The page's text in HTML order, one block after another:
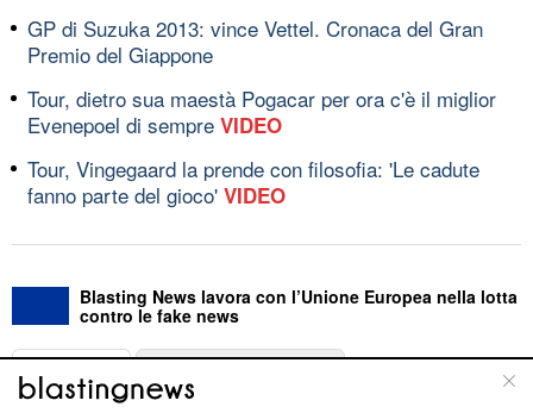
GP di Suzuka 2013: vince Vettel. Cronaca del Gran
Premio del Giappone
Tour, dietro sua maestà Pogacar per ora c'è il miglior
Evenepoel di sempre VIDEO
Tour, Vingegaard la prende con filosofia: 'Le cadute
fanno parte del gioco' VIDEO
Blasting News lavora con l’Unione Europea nella lotta
contro le fake news
ABOUT